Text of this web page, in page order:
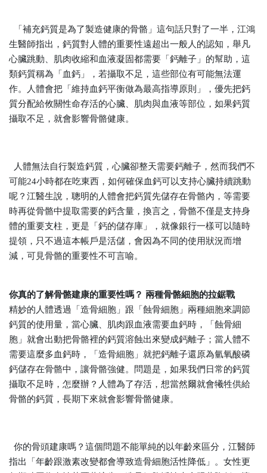
「補充鈣質是為了製造健康的骨骼」這句話只對了一半，江鴻
生醫師指出，鈣質對人體的重要性遠超出一般人的認知，舉凡
心臟跳動、肌肉收縮和血液凝固都需要「鈣離子」的幫助，這
類鈣質稱為「血鈣」，若攝取不足，這些部位有可能無法運
作。人體會把「維持血鈣平衡做為最高指導原則」，優先把鈣
質分配給攸關性命存活的心臟、肌肉與血液等部位，如果鈣質
攝取不足，就會影響骨骼健康。
人體無法自行製造鈣質，心臟卻整天需要鈣離子，然而我們不
可能24小時都在吃東西，如何確保血鈣可以支持心臟持續跳動
呢？江醫生說，聰明的人體會把鈣質先儲存在骨骼內，等需要
時再從骨骼中提取需要的鈣含量，換言之，骨骼不僅是支持身
體的重要支柱，更是「鈣的儲存庫」，就像銀行一樣可以隨時
提領，只不過這本帳戶是活儲，會因為不同的使用狀況而增
減，可見骨骼的重要性不可言喻。
你真的了解骨骼建康的重要性嗎？ 兩種骨骼細胞的拉鋸戰
精妙的人體透過「造骨細胞」跟「蝕骨細胞」兩種細胞來調節
鈣質的使用量，當心臟、肌肉跟血液需要血鈣時，「蝕骨細
胞」就會出動把骨骼裡的鈣質溶蝕出來變成鈣離子；當人體不
需要這麼多血鈣時，「造骨細胞」就把鈣離子還原為氫氧酸磷
鈣儲存在骨骼中，讓骨骼強健。問題是，如果我們日常的鈣質
攝取不足時，怎麼辦？人體為了存活，想當然爾就會犧牲供給
骨骼的鈣質，長期下來就會影響骨骼健康。
你的骨頭建康嗎？這個問題不能單純的以年齡來區分，江醫師
指出「年齡跟激素改變都會導致造骨細胞活性降低」。女性更